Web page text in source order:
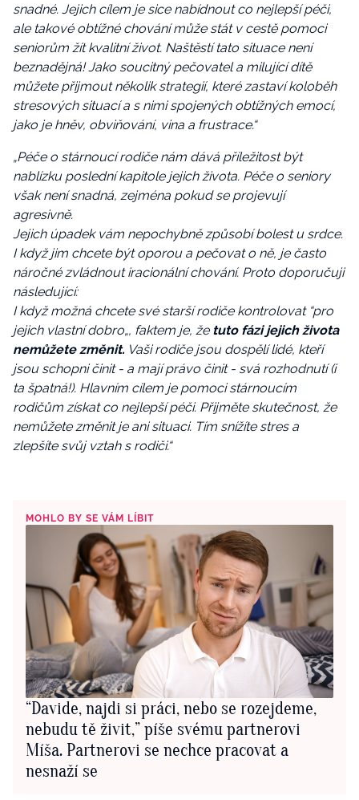
snadné. Jejich cílem je sice nabídnout co nejlepší péči,
ale takové obtížné chování může stát v cestě pomoci
seniorům žít kvalitní život. Naštěstí tato situace není
beznadějná! Jako soucitný pečovatel a milující dítě
můžete přijmout několik strategií, které zastaví koloběh
stresových situací a s nimi spojených obtížných emocí,
jako je hněv, obviňování, vina a frustrace.“
„Péče o stárnoucí rodiče nám dává příležitost být
nablízku poslední kapitole jejich života. Péče o seniory
však není snadná, zejména pokud se projevují
agresivně.
Jejich úpadek vám nepochybně způsobí bolest u srdce.
I když jim chcete být oporou a pečovat o ně, je často
náročné zvládnout iracionální chování. Proto doporučuji
následující:
I když možná chcete své starší rodiče kontrolovat “pro
jejich vlastní dobro„, faktem je, že tuto fázi jejich života
nemůžete změnit. Vaši rodiče jsou dospělí lidé, kteří
jsou schopni činit - a mají právo činit - svá rozhodnutí (i
ta špatná!). Hlavním cílem je pomoci stárnoucím
rodičům získat co nejlepší péči. Přijměte skutečnost, že
nemůžete změnit je ani situaci. Tím snížíte stres a
zlepšíte svůj vztah s rodiči.“
MOHLO BY SE VÁM LÍBIT
“Davide, najdi si práci, nebo se rozejdeme,
nebudu tě živit,” píše svému partnerovi
Míša. Partnerovi se nechce pracovat a
nesnaží se